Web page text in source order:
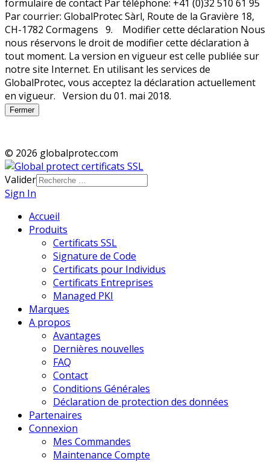
Fermer
© 2026 globalprotec.com
Valider
Sign In
Accueil
Produits
Certificats SSL
Signature de Code
Certificats pour Individus
Certificats Entreprises
Managed PKI
Marques
A propos
Avantages
Dernières nouvelles
FAQ
Contact
Conditions Générales
Déclaration de protection des données
Partenaires
Connexion
Mes Commandes
Maintenance Compte